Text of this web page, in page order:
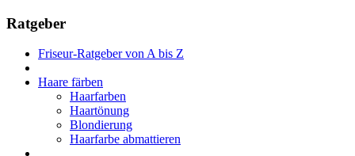
Ratgeber
Friseur-Ratgeber von A bis Z
Haare färben
Haarfarben
Haartönung
Blondierung
Haarfarbe abmattieren